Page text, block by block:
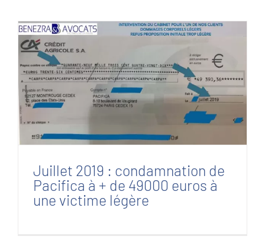
Juillet 2019 : condamnation de Pacifica à + de
49000 euros à une victime légère
Juillet 2019 : condamnation de
Pacifica à + de 49000 euros à
une victime légère